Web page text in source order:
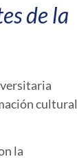
de la
cultural
la